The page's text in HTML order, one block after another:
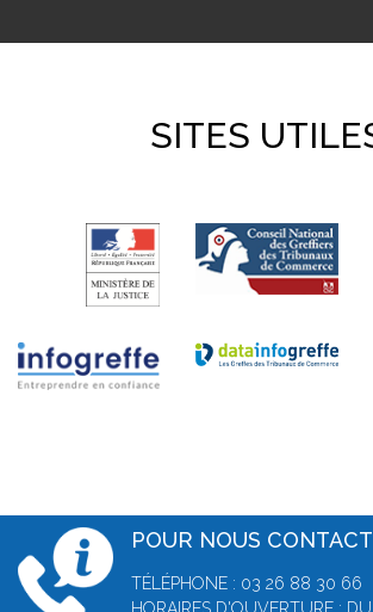
SITES
POUR NOUS
TÉLÉPHONE : 03 26 88 30 66